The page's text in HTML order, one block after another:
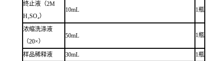
终止液（2M
H₂SO₄）
10mL 1瓶
浓缩洗涤液
（20×）
50mL 1瓶
样品稀释液 30mL
1瓶